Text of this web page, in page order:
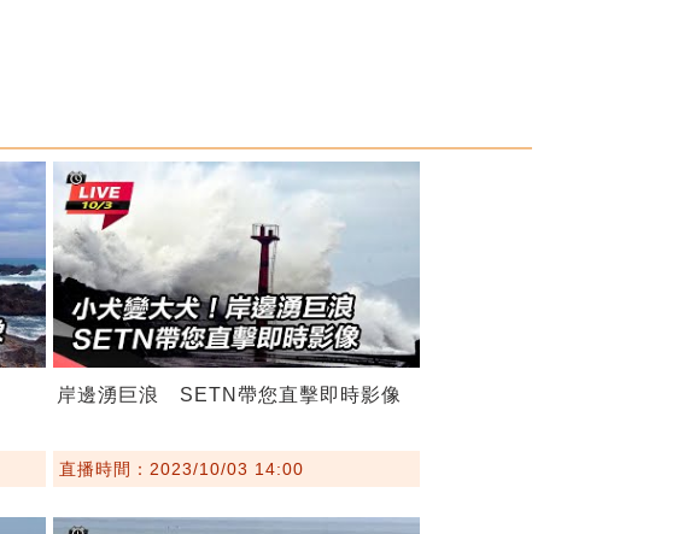
岸邊湧巨浪 SETN帶您直擊即時影像
直播時間：2023/10/03 14:00